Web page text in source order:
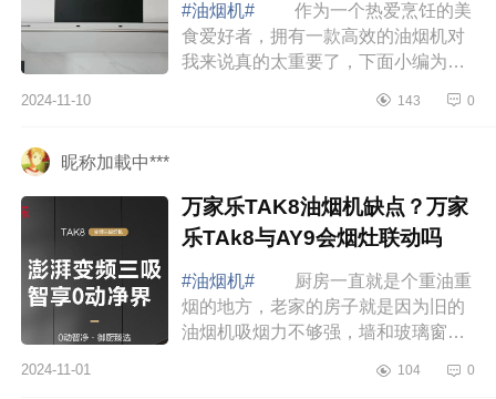
#油烟机#
作为一个热爱烹饪的美
食爱好者，拥有一款高效的油烟机对
我来说真的太重要了，下面小编为大
帝油烟机和方太油烟机哪个好 卡
2024-11-10 143 0
昵称加載中***
万家乐TAK8油烟机缺点？万家
乐TAk8与AY9会烟灶联动吗
#油烟机#
厨房一直就是个重油重
烟的地方，老家的房子就是因为旧的
油烟机吸烟力不够强，墙和玻璃窗都
油这次真的不能再踩这个坑。下面小
2024-11-01 104 0